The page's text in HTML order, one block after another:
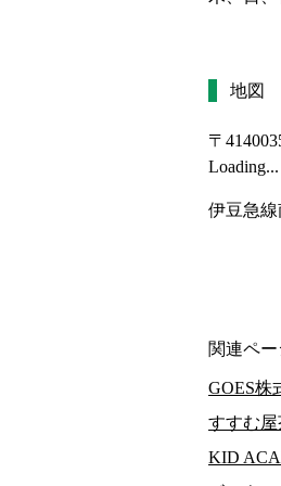
地図
〒
Loading...
伊豆急
関連ペー
GOES株
すすむ
KID